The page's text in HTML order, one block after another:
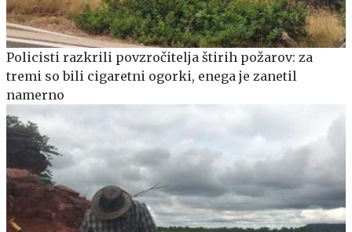
Policisti razkrili povzročitelja štirih požarov: za
tremi so bili cigaretni ogorki, enega je zanetil
namerno